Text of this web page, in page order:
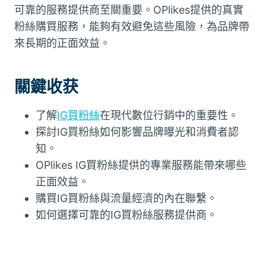
可靠的服務提供商至關重要。OPlikes提供的真實
粉絲購買服務，能夠有效避免這些風險，為品牌帶
來長期的正面效益。
關鍵收获
了解IG買粉絲在現代數位行銷中的重要性。
探討IG買粉絲如何影響品牌曝光和消費者認
知。
OPlikes IG買粉絲提供的專業服務能帶來哪些
正面效益。
購買IG買粉絲與流量經濟的內在聯繫。
如何選擇可靠的IG買粉絲服務提供商。